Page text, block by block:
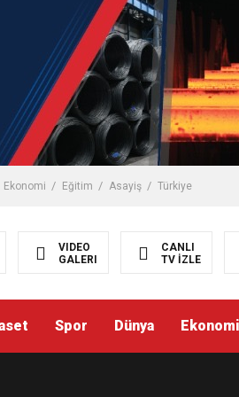
Ekonomi Eğitim Asayiş Türkiye
VIDEO
GALERI
CANLI
TV İZLE
Spor Dünya Ekonomi
TAŞ’ I ZİYARET ETTİ